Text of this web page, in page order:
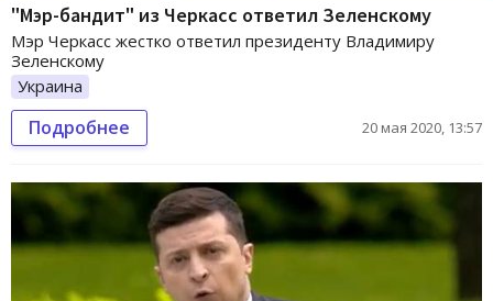
"Мэр-бандит" из Черкасс ответил Зеленскому
Мэр Черкасс жестко ответил президенту Владимиру
Зеленскому
Украина
Подробнее 20 мая 2020, 13:57